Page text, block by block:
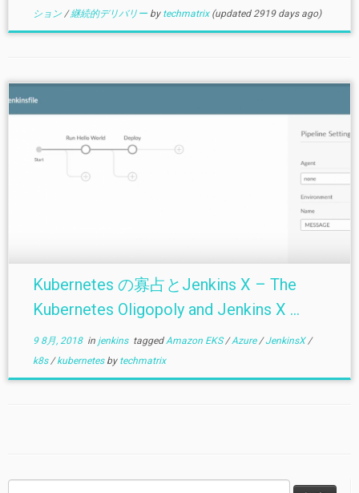
ション /継続的デリバリー by techmatrix(updated 2919 days ago)
Kubernetes の寡占とJenkins X – The
Kubernetes Oligopoly and Jenkins X ...
9 8月, 2018in jenkins taggedAmazon EKS/Azure/JenkinsX/
k8s/kubernetes by techmatrix